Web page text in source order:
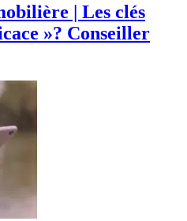
| Les clés
»? Conseiller